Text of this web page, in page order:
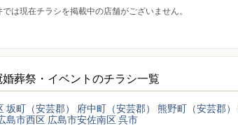
は現在チラシを掲載中の店舗がございません。
婚葬祭・イベントのチラシ一覧
坂町（安芸郡） 府中町（安芸郡） 熊野町（安芸郡）
島市西区 広島市安佐南区呉市